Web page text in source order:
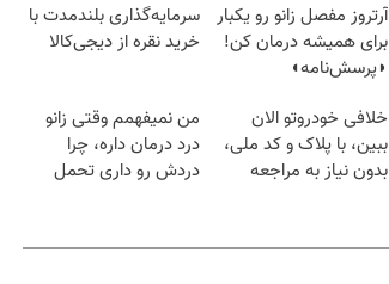
آرتروز مفصل زانو رو یکبار
برای همیشه درمان کن!
◗پرسش‌نامه◖
سرمایه‌گذاری بلندمدت با
خرید نقره از دیجی‌کالا
خلافی خودروتو الان
ببین، با پلاک و کد ملی،
بدون نیاز به مراجعه
من نمیفهمم وقتی زانو
درد درمان داره، چرا
دردش رو داری تحمل